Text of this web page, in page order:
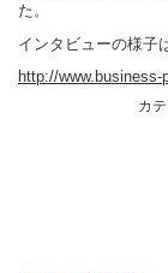
た。
インタビューの様子
http://www.business-
カ